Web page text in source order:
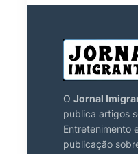
O Jornal
publica artigos
Entretenimento
publicação